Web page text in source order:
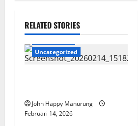
RELATED STORIES
Uncategorized
John Happy Manurung
Februari 14, 2026